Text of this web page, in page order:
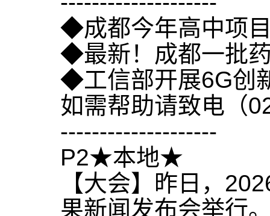
◆成都今年高中项
◆最新！成都一批
◆工信部开展6G创
如需帮助请致电（
--------------------
P2★本地★
【大会】昨日，
果新闻发布会举行